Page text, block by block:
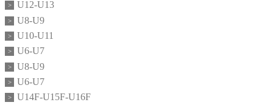
U12-U13
U8-U9
U10-U11
U6-U7
U8-U9
U6-U7
U14F-U15F-U16F